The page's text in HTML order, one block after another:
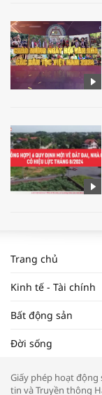
Trang chủ
Kinh tế - Tài chính
Bất động sản
Đời sống
Giấy phép hoạt động
tin và Truyền thông